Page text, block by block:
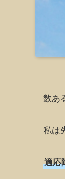
数あ
私は
適応